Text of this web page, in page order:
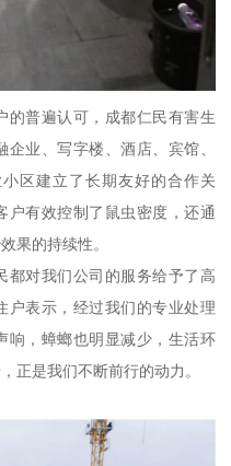
的普遍认可，成都仁民有害生
业、写字楼、酒店、宾馆、
区建立了长期友好的合作关
户有效控制了鼠虫密度，还通
果的持续性。
都对我们公司的服务给予了高
户表示，经过我们的专业处理
响，蟑螂也明显减少，生活环
正是我们不断前行的动力。